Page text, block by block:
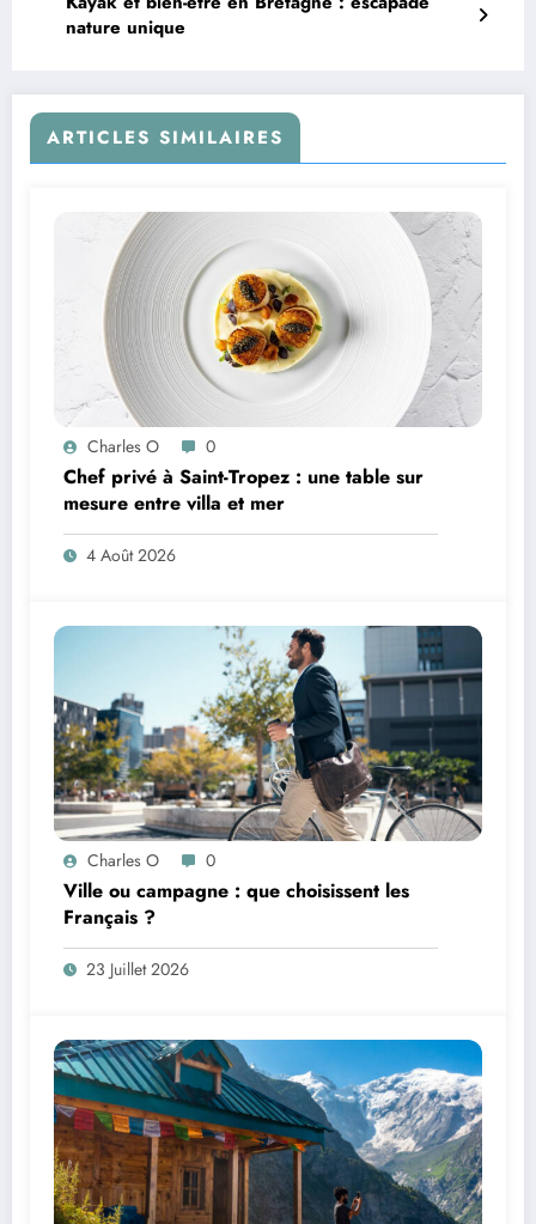
nature unique
ARTICLES SIMILAIRES
Charles O 0
Chef privé à Saint-Tropez : une table sur
mesure entre villa et mer
4 Août 2026
Charles O 0
Ville ou campagne : que choisissent les
Français ?
23 Juillet 2026